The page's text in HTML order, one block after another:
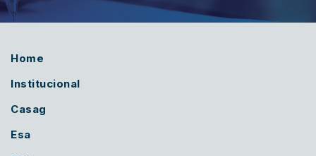
Home
Institucional
Casag
Esa